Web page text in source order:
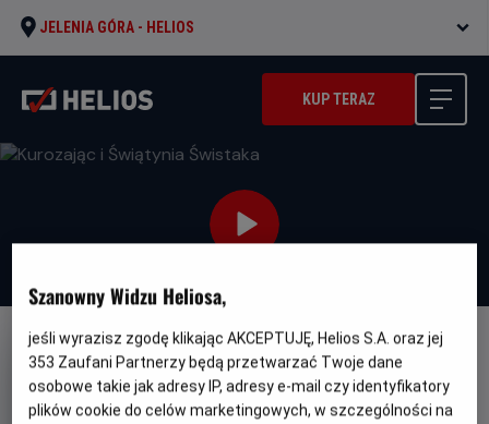
JELENIA GÓRA - HELIOS
KUP TERAZ
DUBBING
Kurozając i Świątynia Świstaka
Szanowny Widzu Heliosa,
jeśli wyrazisz zgodę klikając AKCEPTUJĘ, Helios S.A. oraz jej
353 Zaufani Partnerzy będą przetwarzać Twoje dane
osobowe takie jak adresy IP, adresy e-mail czy identyfikatory
plików cookie do celów marketingowych, w szczególności na